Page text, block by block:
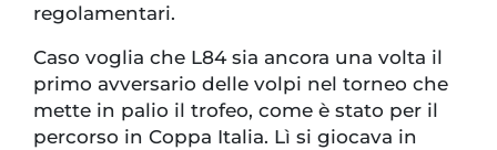
regolamentari.
Caso voglia che L84 sia ancora una volta il
primo avversario delle volpi nel torneo che
mette in palio il trofeo, come è stato per il
percorso in Coppa Italia. Lì si giocava in